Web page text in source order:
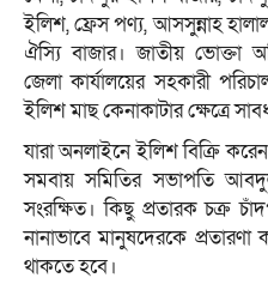
ইলিশ, ফ্রেস পণ্য, আসসুন্নাহ
ঐস্যি বাজার। জাতীয় ভোক্তা
জেলা কার্যালয়ের সহকারী
ইলিশ মাছ কেনাকাটার ক্ষেত্রে
যারা অনলাইনে ইলিশ বিক্রি
সমবায় সমিতির সভাপতি
সংরক্ষিত। কিছু প্রতারক চক্র
নানাভাবে মানুষদেরকে
থাকতে হবে।